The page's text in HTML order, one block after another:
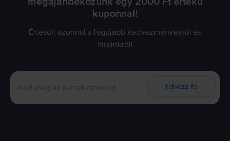
kuponnal!
Értesülj azonnal a legújabb kedvezményekről és
híreinkről!
Iratkozz fel